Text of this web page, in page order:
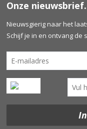
Onze nieuwsbrief.
Nieuwsgierig naar het
Schijf je in en ontvang de